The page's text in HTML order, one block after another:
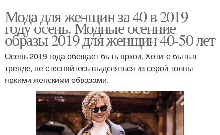
Мода для женщин за 40 в 2019
году осень. Модные осенние
образы 2019 для женщин 40-50 лет
Осень 2019 года обещает быть яркой. Хотите быть в
тренде, не стесняйтесь выделяться из серой толпы
яркими женскими образами.